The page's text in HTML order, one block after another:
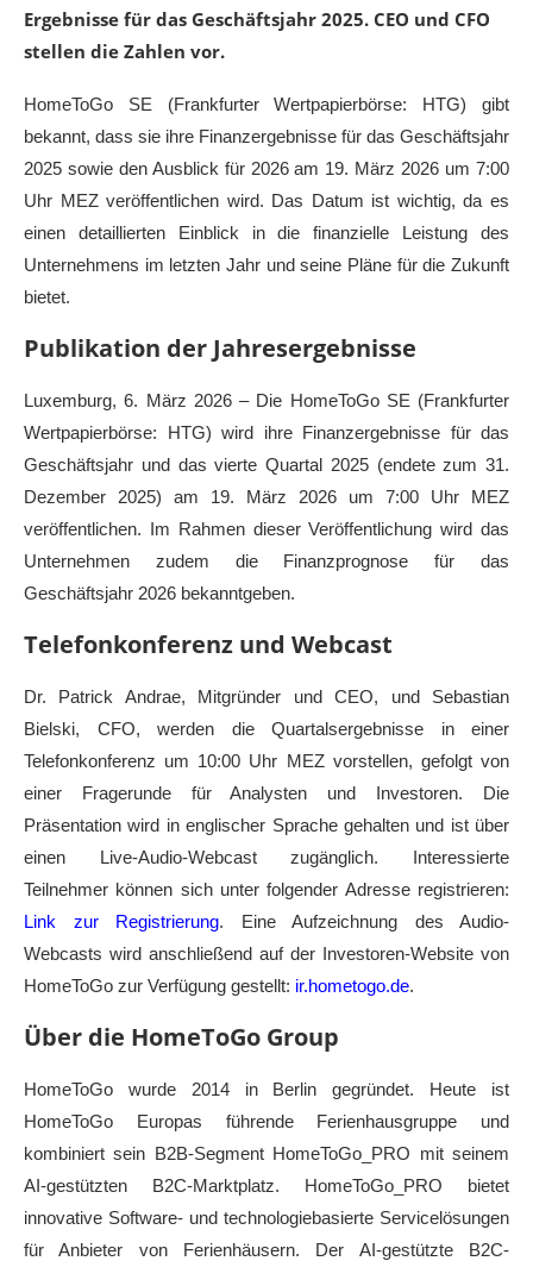
Ergebnisse für das Geschäftsjahr 2025. CEO und CFO
stellen die Zahlen vor.
HomeToGo SE (Frankfurter Wertpapierbörse: HTG) gibt
bekannt, dass sie ihre Finanzergebnisse für das Geschäftsjahr
2025 sowie den Ausblick für 2026 am 19. März 2026 um 7:00
Uhr MEZ veröffentlichen wird. Das Datum ist wichtig, da es
einen detaillierten Einblick in die finanzielle Leistung des
Unternehmens im letzten Jahr und seine Pläne für die Zukunft
bietet.
Publikation der Jahresergebnisse
Luxemburg, 6. März 2026 – Die HomeToGo SE (Frankfurter
Wertpapierbörse: HTG) wird ihre Finanzergebnisse für das
Geschäftsjahr und das vierte Quartal 2025 (endete zum 31.
Dezember 2025) am 19. März 2026 um 7:00 Uhr MEZ
veröffentlichen. Im Rahmen dieser Veröffentlichung wird das
Unternehmen zudem die Finanzprognose für das
Geschäftsjahr 2026 bekanntgeben.
Telefonkonferenz und Webcast
Dr. Patrick Andrae, Mitgründer und CEO, und Sebastian
Bielski, CFO, werden die Quartalsergebnisse in einer
Telefonkonferenz um 10:00 Uhr MEZ vorstellen, gefolgt von
einer Fragerunde für Analysten und Investoren. Die
Präsentation wird in englischer Sprache gehalten und ist über
einen Live-Audio-Webcast zugänglich. Interessierte
Teilnehmer können sich unter folgender Adresse registrieren:
Link zur Registrierung. Eine Aufzeichnung des Audio-
Webcasts wird anschließend auf der Investoren-Website von
HomeToGo zur Verfügung gestellt: ir.hometogo.de.
Über die HomeToGo Group
HomeToGo wurde 2014 in Berlin gegründet. Heute ist
HomeToGo Europas führende Ferienhausgruppe und
kombiniert sein B2B-Segment HomeToGo_PRO mit seinem
AI-gestützten B2C-Marktplatz. HomeToGo_PRO bietet
innovative Software- und technologiebasierte Servicelösungen
für Anbieter von Ferienhäusern. Der AI-gestützte B2C-